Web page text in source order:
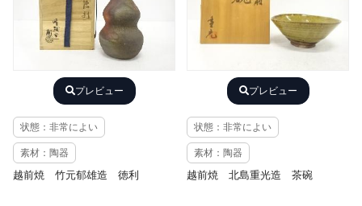
プレビュー
状態：非常によい
素材：陶器
越前焼 竹元郁雄造 徳利
プレビュー
状態：非常によい
素材：陶器
越前焼 北島重光造 茶碗